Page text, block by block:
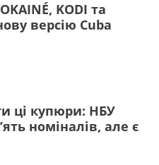
KODI та
версію Cuba
ці купюри: НБУ
номіналів, але є